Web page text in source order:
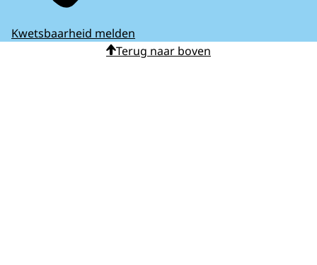
Kwetsbaarheid melden
Terug naar boven